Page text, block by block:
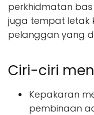
perkhidmatan
juga tempat letak
pelanggan yang
Ciri-ciri
Kepakaran
pembinaan